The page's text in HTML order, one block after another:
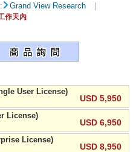
: Grand View Research |
作天內
User License)
USD 5,950
License)
USD 6,950
License)
USD 8,950